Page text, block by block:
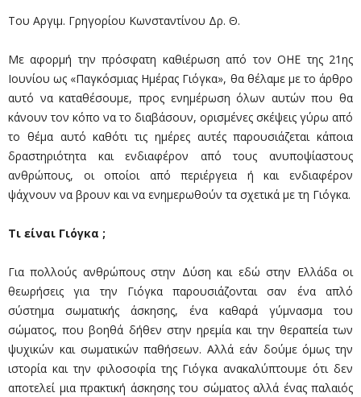
Του Αργιμ. Γρηγορίου Κωνσταντίνου Δρ. Θ.
Με αφορμή την πρόσφατη καθιέρωση από τον ΟΗΕ της 21ης
Ιουνίου ως «Παγκόσμιας Ημέρας Γιόγκα», θα θέλαμε με το άρθρο
αυτό να καταθέσουμε, προς ενημέρωση όλων αυτών που θα
κάνουν τον κόπο να το διαβάσουν, ορισμένες σκέψεις γύρω από
το θέμα αυτό καθότι τις ημέρες αυτές παρουσιάζεται κάποια
δραστηριότητα και ενδιαφέρον από τους ανυποψίαστους
ανθρώπους, οι οποίοι από περιέργεια ή και ενδιαφέρον
ψάχνουν να βρουν και να ενημερωθούν τα σχετικά με τη Γιόγκα.
Τι είναι Γιόγκα ;
Για πολλούς ανθρώπους στην Δύση και εδώ στην Ελλάδα οι
θεωρήσεις για την Γιόγκα παρουσιάζονται σαν ένα απλό
σύστημα σωματικής άσκησης, ένα καθαρά γύμνασμα του
σώματος, που βοηθά δήθεν στην ηρεμία και την θεραπεία των
ψυχικών και σωματικών παθήσεων. Αλλά εάν δούμε όμως την
ιστορία και την φιλοσοφία της Γιόγκα ανακαλύπτουμε ότι δεν
αποτελεί μια πρακτική άσκησης του σώματος αλλά ένας παλαιός